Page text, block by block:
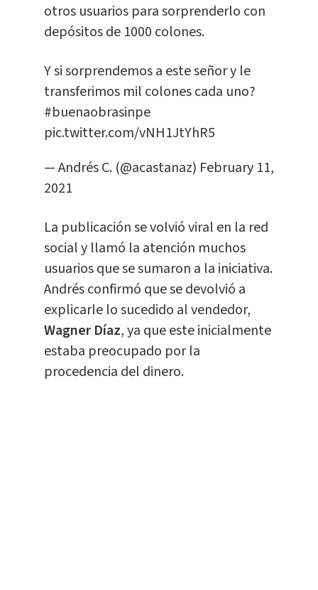
otros usuarios para sorprenderlo con
depósitos de 1000 colones.
Y si sorprendemos a este señor y le
transferimos mil colones cada uno?
#buenaobrasinpe
pic.twitter.com/vNH1JtYhR5
— Andrés C. (@acastanaz) February 11,
2021
La publicación se volvió viral en la red
social y llamó la atención muchos
usuarios que se sumaron a la iniciativa.
Andrés confirmó que se devolvió a
explicarle lo sucedido al vendedor,
Wagner Díaz, ya que este inicialmente
estaba preocupado por la
procedencia del dinero.